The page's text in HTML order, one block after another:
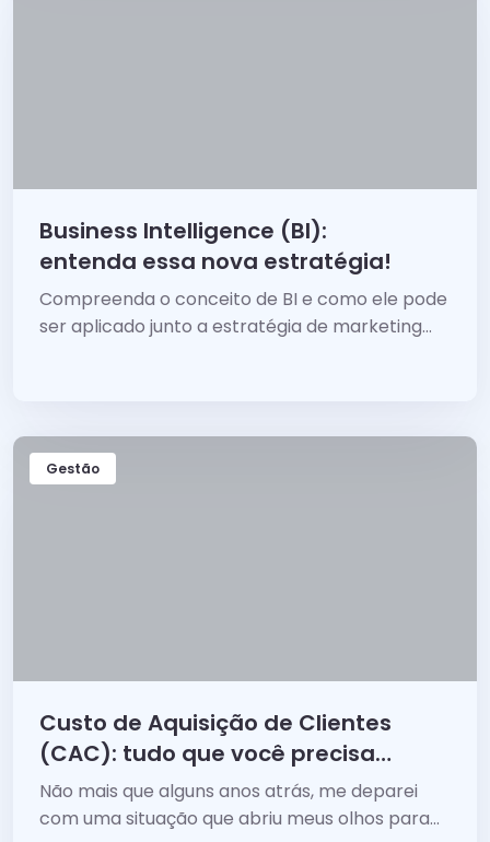
Business Intelligence (BI):
entenda essa nova estratégia!
Compreenda o conceito de BI e como ele pode
ser aplicado junto a estratégia de marketing
Gestão
Custo de Aquisição de Clientes
(CAC): tudo que você precisa
saber!
Não mais que alguns anos atrás, me deparei
com uma situação que abriu meus olhos para...